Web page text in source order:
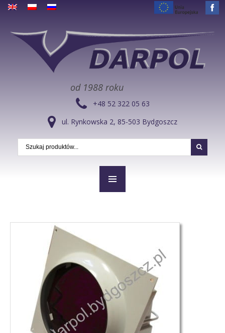
od 1988 roku
+48 52 322 05 63
ul. Rynkowska 2, 85-503 Bydgoszcz